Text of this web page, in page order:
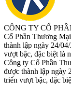
CÔNG TY CỔ
Cổ Phần Thương
thành lập ngày 24/
vượt bậc, đặc biệt là
Công ty Cổ Phần
được thành lập ngày
triển vượt bậc, đặc